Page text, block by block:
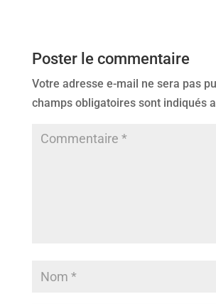
Poster le commentaire
Votre adresse e-mail ne sera pas
champs obligatoires sont indiqués